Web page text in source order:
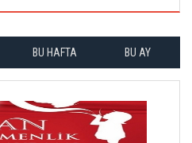
BU HAFTA BU AY